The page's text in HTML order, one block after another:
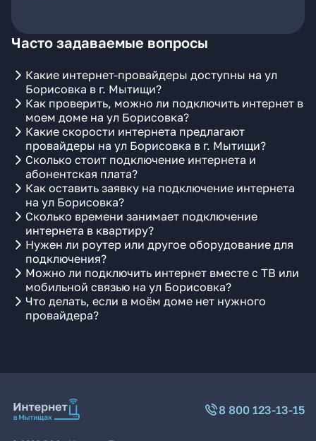
Часто задаваемые вопросы
Какие интернет-провайдеры доступны на ул
Борисовка в г. Мытищи?
Как проверить, можно ли подключить интернет в
моем доме на ул Борисовка?
Какие скорости интернета предлагают
провайдеры на ул Борисовка в г. Мытищи?
Сколько стоит подключение интернета и
абонентская плата?
Как оставить заявку на подключение интернета
на ул Борисовка?
Сколько времени занимает подключение
интернета в квартиру?
Нужен ли роутер или другое оборудование для
подключения?
Можно ли подключить интернет вместе с ТВ или
мобильной связью на ул Борисовка?
Что делать, если в моём доме нет нужного
провайдера?
8 800 123-13-15